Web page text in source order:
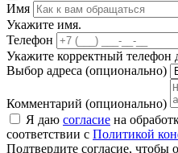
Имя
Укажите имя.
Телефон
Укажите корректный телефон
Выбор адреса (опционально)
Комментарий (опционально)
Я даю согласие на
соответствии с Политикой
Подтвердите согласие, чтобы